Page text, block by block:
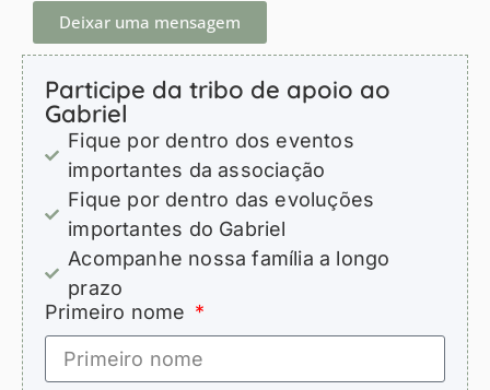
Deixar uma mensagem
Participe da tribo de apoio ao
Gabriel
Fique por dentro dos eventos
importantes da associação
Fique por dentro das evoluções
importantes do Gabriel
Acompanhe nossa família a longo
prazo
Primeiro nome